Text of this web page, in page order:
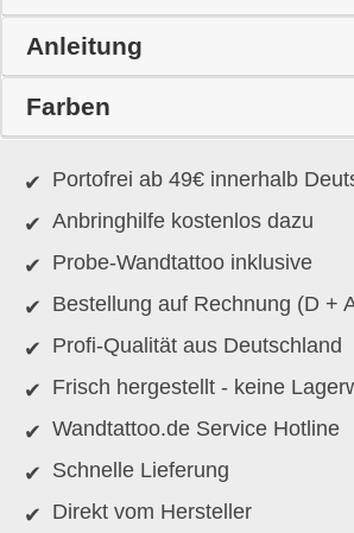
Anleitung
Farben
Portofrei ab 49€ innerhalb
Anbringhilfe kostenlos dazu
Probe-Wandtattoo inklusive
Bestellung auf Rechnung (D +
Profi-Qualität aus Deutschland
Frisch hergestellt - keine
Wandtattoo.de Service Hotline
Schnelle Lieferung
Direkt vom Hersteller